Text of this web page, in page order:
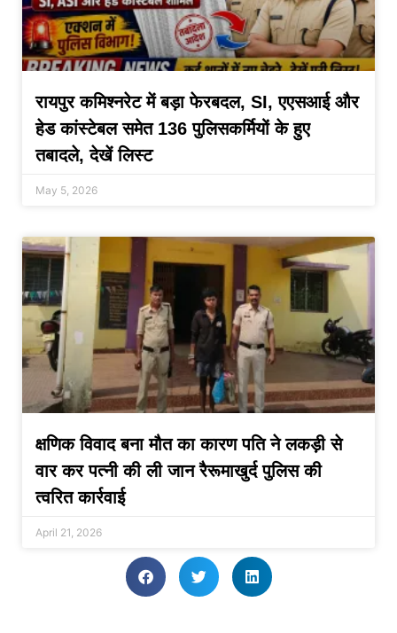
रायपुर कमिश्नरेट में बड़ा फेरबदल, SI, एएसआई और
हेड कांस्टेबल समेत 136 पुलिसकर्मियों के हुए
तबादले, देखें लिस्ट
May 5, 2026
क्षणिक विवाद बना मौत का कारण पति ने लकड़ी से
वार कर पत्नी की ली जान रैरूमाखुर्द पुलिस की
त्वरित कार्रवाई
April 21, 2026